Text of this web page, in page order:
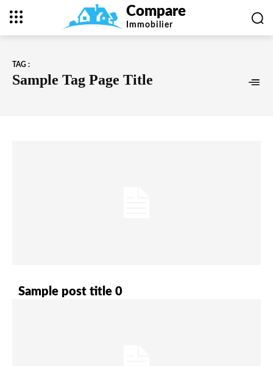
Compare
Immobilier
TAG :
Sample Tag Page Title
Sample post title 0